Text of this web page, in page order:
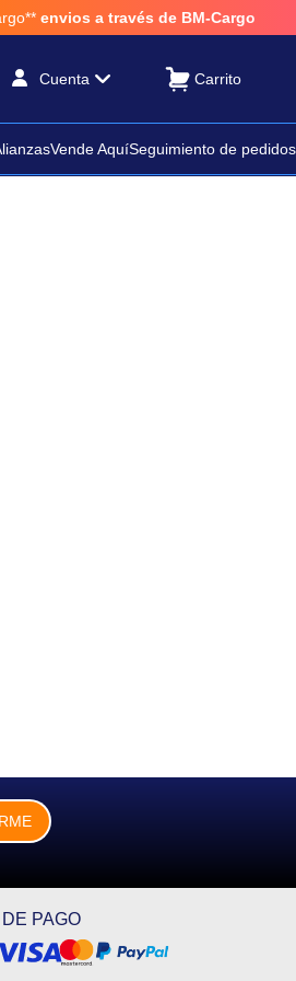
a través de BM-Cargo
Cuenta
Vende AquíSeguimiento de pedidos
PAGO